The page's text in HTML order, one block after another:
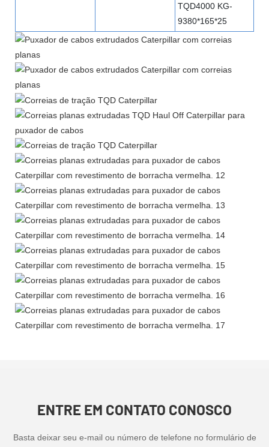
TQD4000 KG-
9380*165*25
ENTRE EM CONTATO CONOSCO
Basta deixar seu e-mail ou número de telefone no formulário de